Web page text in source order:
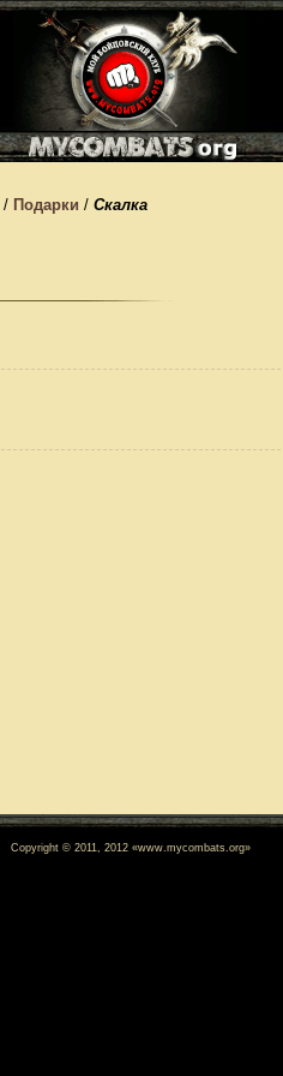
/ Подарки / Скалка
Copyright © 2011, 2012 «www.mycombats.org»